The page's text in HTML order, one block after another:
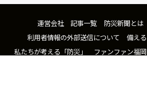
運営会社 記事一覧 防災新聞とは
利用者情報の外部送信について
備える
私たちが考える「防災」
ファンファン福岡